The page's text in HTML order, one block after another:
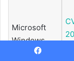
Microsoft
Windows